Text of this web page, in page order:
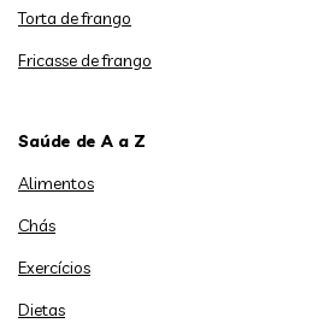
Torta de frango
Fricasse de frango
Saúde de A a Z
Alimentos
Chás
Exercícios
Dietas